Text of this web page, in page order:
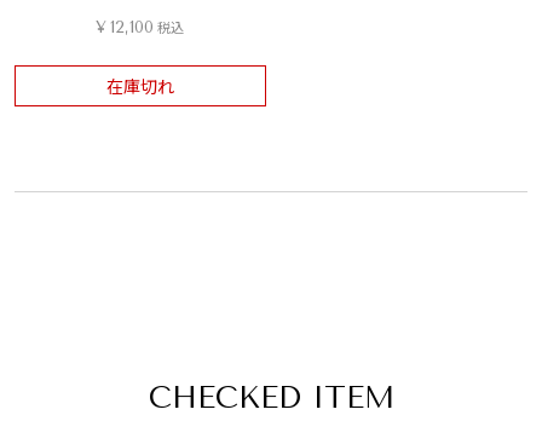
¥ 12,100 税込
在庫切れ
CHECKED ITEM